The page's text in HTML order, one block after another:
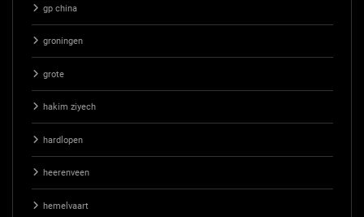
gp china
groningen
grote
hakim ziyech
hardlopen
heerenveen
hemelvaart